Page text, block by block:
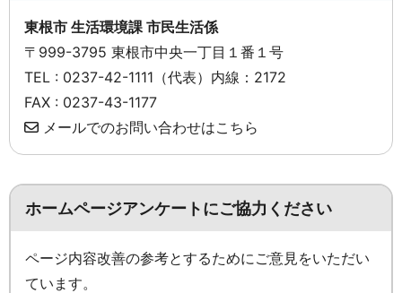
東根市 生活環境課 市民生活係
〒999-3795 東根市中央一丁目１番１号
TEL : 0237-42-1111（代表）内線：2172
FAX : 0237-43-1177
メールでのお問い合わせはこちら
ホームページアンケートにご協力ください
ページ内容改善の参考とするためにご意見をいただい
ています。